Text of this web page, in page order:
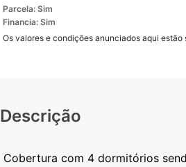
Parcela: Sim
Financia: Sim
Os valores e condições anunciados aqui estão
Descrição
Cobertura com 4 dormitórios